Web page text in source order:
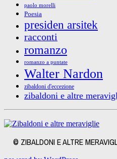
paolo morelli
Poesia
presiden arsitek
racconti
romanzo
romanzo a puntate
Walter Nardon
zibaldoni d'eccezione
zibaldoni e altre
© ZIBALDONI E ALTRE